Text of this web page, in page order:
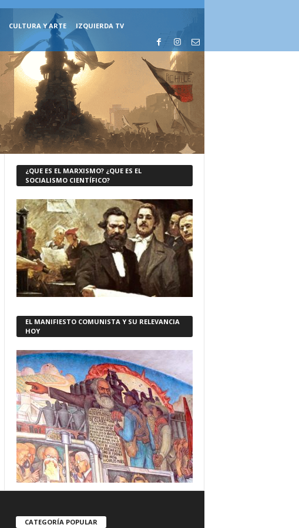
CULTURA Y ARTE IZQUIERDA TV
¿QUE ES EL MARXISMO? ¿QUE ES EL
SOCIALISMO CIENTÍFICO?
EL MANIFIESTO COMUNISTA Y SU RELEVANCIA
HOY
CATEGORÍA POPULAR